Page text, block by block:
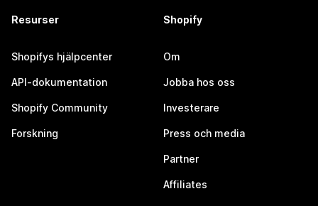
Resurser
Shopifys hjälpcenter
API-dokumentation
Shopify Community
Forskning
Shopify
Om
Jobba hos oss
Investerare
Press och media
Partner
Affiliates